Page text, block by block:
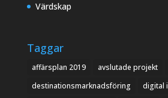
Värdskap
Taggar
affärsplan 2019 avslutade projekt
destinationsmarknadsföring
digital